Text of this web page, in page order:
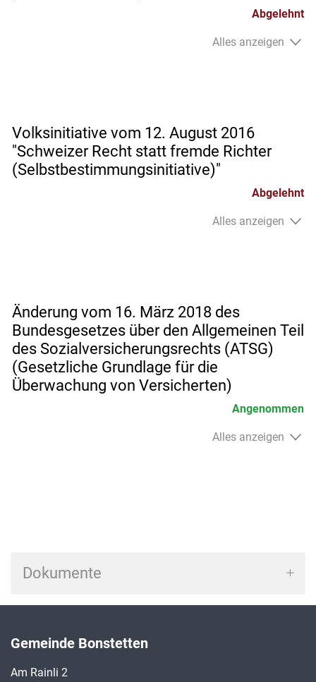
Abgelehnt
Alles anzeigen
Volksinitiative vom 12. August 2016
"Schweizer Recht statt fremde Richter
(Selbstbestimmungsinitiative)"
Abgelehnt
Alles anzeigen
Änderung vom 16. März 2018 des
Bundesgesetzes über den Allgemeinen Teil
des Sozialversicherungsrechts (ATSG)
(Gesetzliche Grundlage für die
Überwachung von Versicherten)
Angenommen
Alles anzeigen
Dokumente
Gemeinde Bonstetten
Am Rainli 2